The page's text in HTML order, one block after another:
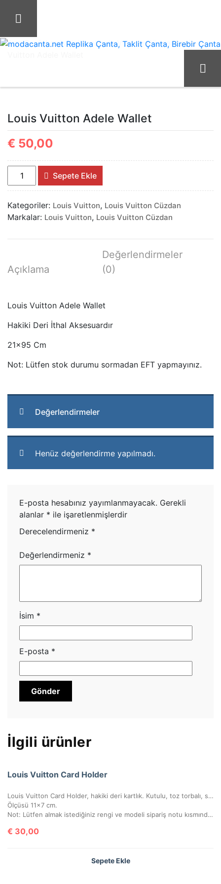
Ana SayfaLouis Vuitton Louis Vuitton CüzdanLouis
Louis Vuitton Adele Wallet
€ 50,00
Louis
Vuitton
Wallet
adet
Sepete Ekle
Kategoriler: Louis Vuitton, Louis Vuitton Cüzdan
Markalar: Louis Vuitton, Louis Vuitton Cüzdan
Açıklama
Değerlendirmeler
(0)
Louis Vuitton Adele Wallet
Hakiki Deri İthal Aksesuardır
21×95 Cm
Not: Lütfen stok durumu sormadan EFT yapmayınız.
Değerlendirmeler
Henüz değerlendirme yapılmadı.
E-posta hesabınız yayımlanmayacak. Gerekli
alanlar * ile işaretlenmişlerdir
Derecelendirmeniz *
Değerlendirmeniz *
İsim *
E-posta *
İlgili ürünler
Louis Vuitton Card Holder
Louis Vuitton Card Holder, hakiki deri kartlık. Kutulu, toz torbalı, sertifikalı.
Ölçüsü 11×7 cm.
Not: Lütfen almak istediğiniz rengi ve modeli sipariş notu kısmında belirtiniz.
€ 30,00
Sepete Ekle